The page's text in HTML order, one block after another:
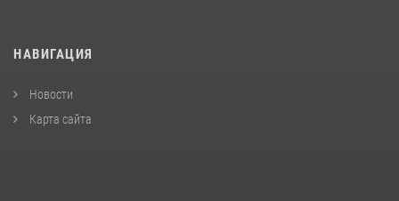
НАВИГАЦИЯ
Новости
Карта сайта